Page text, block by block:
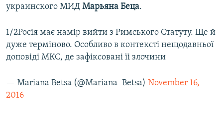
украинского МИД Марьяна Беца.
1/2Росія має намір вийти з Римського Статуту. Ще й
дуже терміново. Особливо в контексті нещодавньої
доповіді МКС, де зафіксовані їі злочини
— Mariana Betsa (@Mariana_Betsa) November 16,
2016